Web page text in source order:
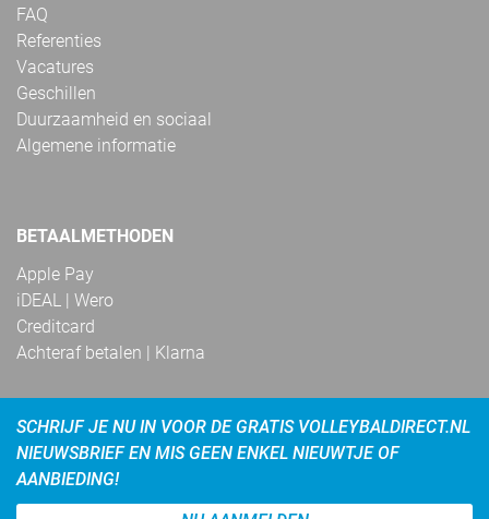
FAQ
Referenties
Vacatures
Geschillen
Duurzaamheid en sociaal
Algemene informatie
BETAALMETHODEN
Apple Pay
iDEAL | Wero
Creditcard
Achteraf betalen | Klarna
SCHRIJF JE NU IN VOOR DE GRATIS VOLLEYBALDIRECT.NL
NIEUWSBRIEF EN MIS GEEN ENKEL NIEUWTJE OF
AANBIEDING!